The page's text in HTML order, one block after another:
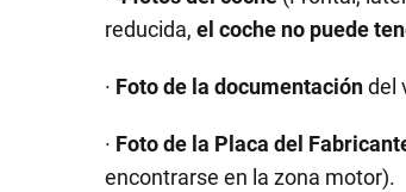
reducida, el coche no puede
· Foto de la documentacióndel
· Foto de la Placa del
encontrarse en la zona motor).